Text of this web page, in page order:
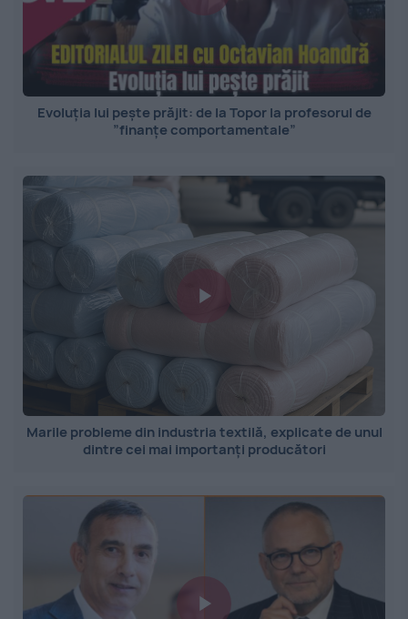
Evoluția lui pește prăjit: de la Topor la profesorul de
”finanțe comportamentale”
Marile probleme din industria textilă, explicate de unul
dintre cei mai importanți producători